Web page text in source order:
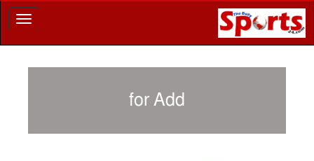
Toggle
navigation
for Add